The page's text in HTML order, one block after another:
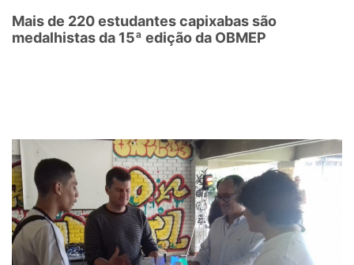
Mais de 220 estudantes capixabas são
medalhistas da 15ª edição da OBMEP